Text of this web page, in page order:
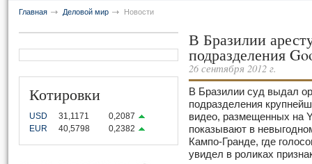
Главная Деловой мир Новости
Котировки
USD 31,1171
0,2087
EUR
40,5798 0,2382
В Бразилии
подразделения
26 сентября 2012 г.
В Бразилии суд выдал
подразделения
видео, размещенных на
показывают в
Кампо-Гранде, где
увидел в роликах